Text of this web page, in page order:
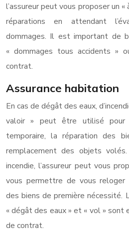
l’assureur peut vous proposer un
réparations en attendant
dommages. Il est important de
« dommages tous accidents »
contrat.
Assurance habitation
En cas de dégât des eaux,
valoir » peut être utilisé pour
temporaire, la réparation des
remplacement des objets
incendie, l’assureur peut vous
vous permettre de vous reloger
des biens de première nécessité.
« dégât des eaux » et « vol »
de contrat.